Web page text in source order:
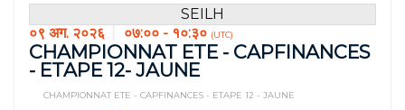
SEILH
०९ अग. २०२६
०७:०० - १०:३० (UTC)
CHAMPIONNAT ETE - CAPFINANCES
- ETAPE 12- JAUNE
CHAMPIONNAT ETE - CAPFINANCES - ETAPE 12 - JAUNE